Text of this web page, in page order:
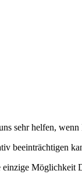
sehr helfen,
beeinträchtigen